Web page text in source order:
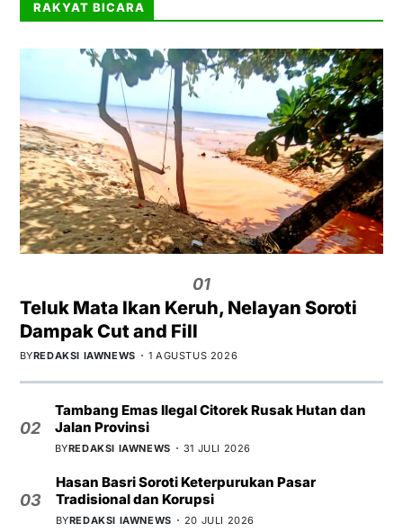
RAKYAT BICARA
01
Teluk Mata Ikan Keruh, Nelayan Soroti
Dampak Cut and Fill
BYREDAKSI IAWNEWS 1 AGUSTUS 2026
02
Tambang Emas Ilegal Citorek Rusak Hutan dan
Jalan Provinsi
BYREDAKSI IAWNEWS 31 JULI 2026
03
Hasan Basri Soroti Keterpurukan Pasar
Tradisional dan Korupsi
BYREDAKSI IAWNEWS 20 JULI 2026